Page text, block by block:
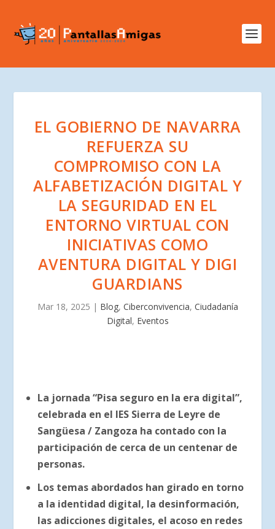
EL GOBIERNO DE NAVARRA
REFUERZA SU
COMPROMISO CON LA
ALFABETIZACIÓN DIGITAL Y
LA SEGURIDAD EN EL
ENTORNO VIRTUAL CON
INICIATIVAS COMO
AVENTURA DIGITAL Y DIGI
GUARDIANS
Mar 18, 2025 | Blog, Ciberconvivencia, Ciudadanía
Digital, Eventos
La jornada “Pisa seguro en la era digital”,
celebrada en el IES Sierra de Leyre de
Sangüesa / Zangoza ha contado con la
participación de cerca de un centenar de
personas.
Los temas abordados han girado en torno
a la identidad digital, la desinformación,
las adicciones digitales, el acoso en redes